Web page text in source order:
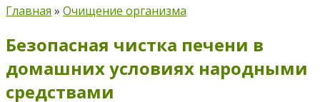
Главная » Очищение организма
Безопасная чистка печени в
домашних условиях народными
средствами